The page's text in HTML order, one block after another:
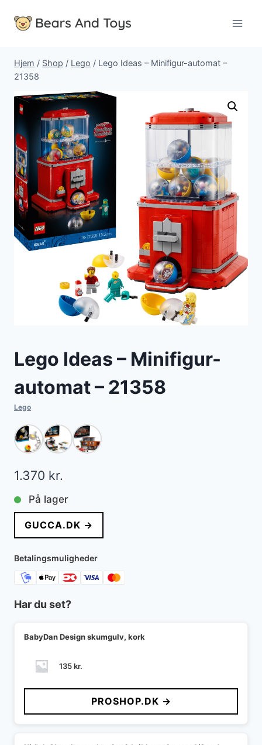
Hjem / Shop / Lego / Lego Ideas – Minifigur-automat –
21358
Lego Ideas – Minifigur-
automat – 21358
Lego
1.370 kr.
På lager
GUCCA.DK →
Betalingsmuligheder
Har du set?
BabyDan Design skumgulv, kork
135kr.
PROSHOP.DK →